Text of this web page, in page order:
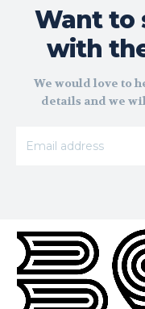
Want to
with
We would love to
details and we